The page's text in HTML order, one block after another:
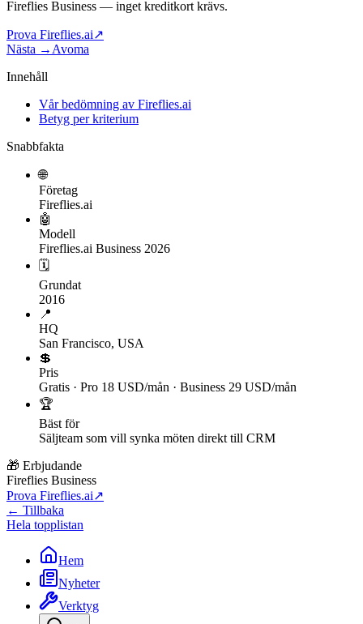
Fireflies Business — inget kreditkort krävs.
Prova Fireflies.ai↗
Nästa → Avoma
Innehåll
Vår bedömning av Fireflies.ai
Betyg per kriterium
Snabbfakta
🌐
Företag
Fireflies.ai
🤖
Modell
Fireflies.ai Business 2026
🗓
Grundat
2016
📍
HQ
San Francisco, USA
💲
Pris
Gratis · Pro 18 USD/mån · Business 29 USD/mån
🏆
Bäst för
Säljteam som vill synka möten direkt till CRM
🎁 Erbjudande
Fireflies Business
Prova Fireflies.ai↗
← Tillbaka
Hela topplistan
Hem
Nyheter
Verktyg